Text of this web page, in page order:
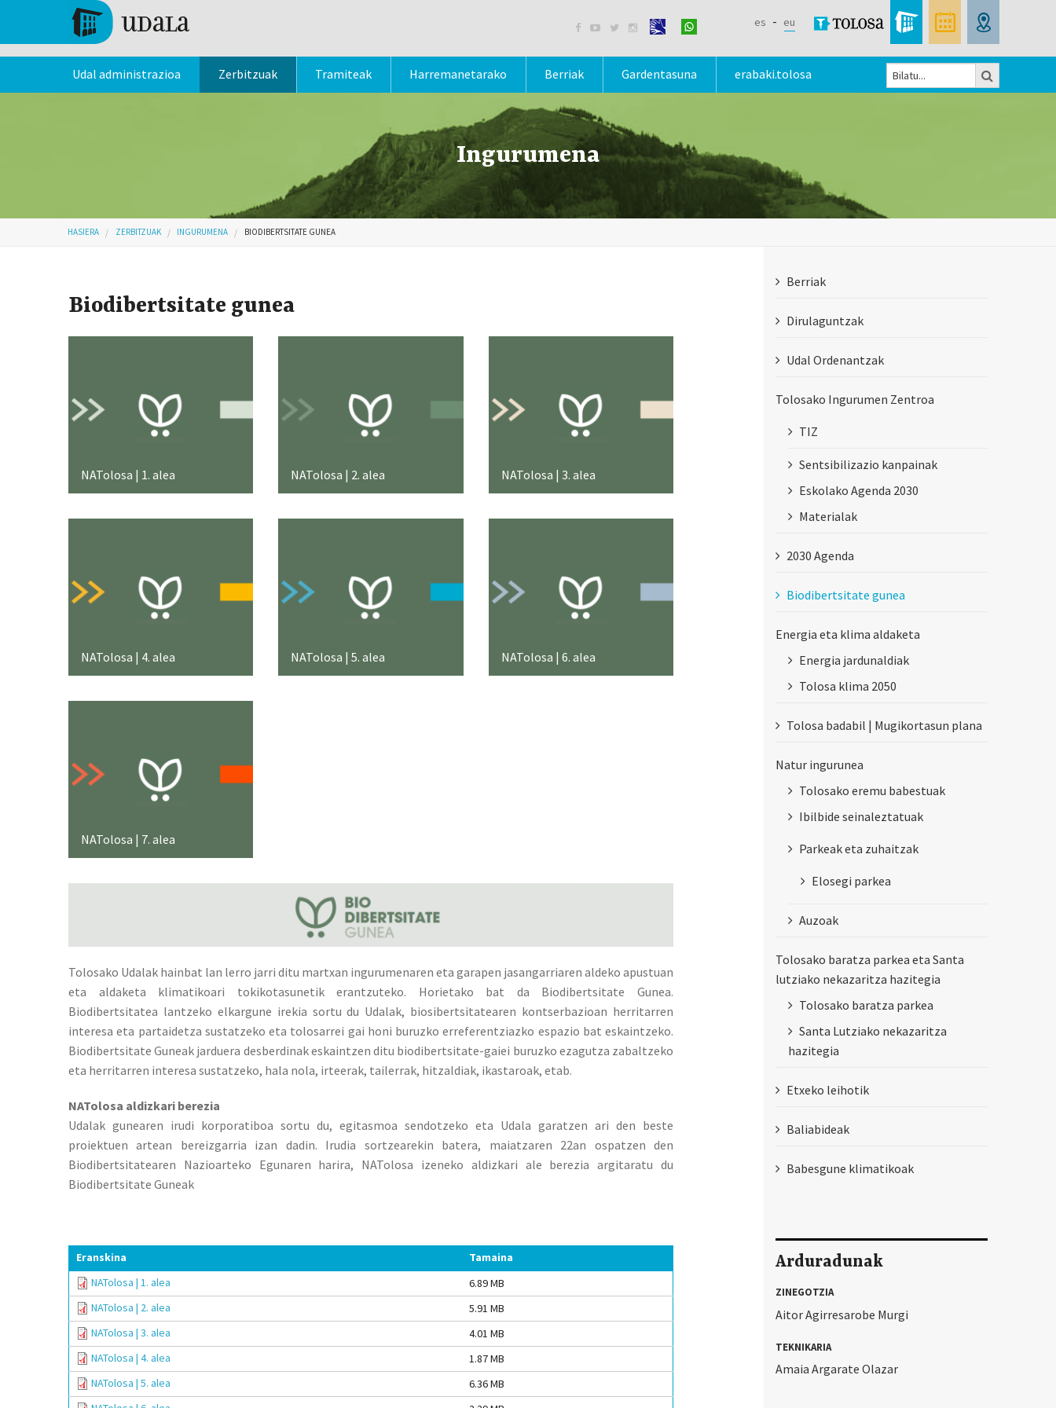
Skip to main content
    es eu
Udal administrazioa Zerbitzuak Tramiteak Harremanetarako Berriak Gardentasuna erabaki.tolosa
Bilaketa
Ingurumena
Hemen zaude
HASIERA ZERBITZUAK INGURUMENA BIODIBERTSITATE GUNEA
Biodibertsitate gunea
NATolosa | 1. alea NATolosa | 2. alea NATolosa | 3. alea
NATolosa | 4. alea NATolosa | 5. alea NATolosa | 6. alea
NATolosa | 7. alea
Tolosako Udalak hainbat lan lerro jarri ditu martxan ingurumenaren eta garapen jasangarriaren aldeko apustuan
eta aldaketa klimatikoari tokikotasunetik erantzuteko. Horietako bat da Biodibertsitate Gunea.
Biodibertsitatea lantzeko elkargune irekia sortu du Udalak, biosibertsitatearen kontserbazioan herritarren
interesa eta partaidetza sustatzeko eta tolosarrei gai honi buruzko erreferentziazko espazio bat eskaintzeko.
Biodibertsitate Guneak jarduera desberdinak eskaintzen ditu biodibertsitate-gaiei buruzko ezagutza zabaltzeko
eta herritarren interesa sustatzeko, hala nola, irteerak, tailerrak, hitzaldiak, ikastaroak, etab.
NATolosa aldizkari berezia
Udalak gunearen irudi korporatiboa sortu du, egitasmoa sendotzeko eta Udala garatzen ari den beste
proiektuen artean bereizgarria izan dadin. Irudia sortzearekin batera, maiatzaren 22an ospatzen den
Biodibertsitatearen Nazioarteko Egunaren harira, NATolosa izeneko aldizkari ale berezia argitaratu du
Biodibertsitate Guneak
Eranskina
Tamaina
NATolosa | 1. alea
6.89 MB
NATolosa | 2. alea
5.91 MB
NATolosa | 3. alea
4.01 MB
NATolosa | 4. alea
1.87 MB
NATolosa | 5. alea
6.36 MB
Berriak
Dirulaguntzak
Udal Ordenantzak
Tolosako Ingurumen Zentroa
TIZ
Sentsibilizazio kanpainak
Eskolako Agenda 2030
Materialak
2030 Agenda
Biodibertsitate gunea
Energia eta klima aldaketa
Energia jardunaldiak
Tolosa klima 2050
Tolosa badabil | Mugikortasun plana
Natur ingurunea
Tolosako eremu babestuak
Ibilbide seinaleztatuak
Parkeak eta zuhaitzak
Elosegi parkea
Auzoak
Tolosako baratza parkea eta Santa
lutziako nekazaritza hazitegia
Tolosako baratza parkea
Santa Lutziako nekazaritza
hazitegia
Etxeko leihotik
Baliabideak
Babesgune klimatikoak
Arduradunak
ZINEGOTZIA
Aitor Agirresarobe Murgi
TEKNIKARIA
Amaia Argarate Olazar